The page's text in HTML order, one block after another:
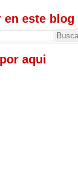
en este blog
aqui